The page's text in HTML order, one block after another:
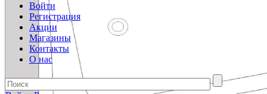
Войти
Регистрация
Акции
Магазины
Контакты
О нас